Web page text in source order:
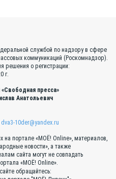
службой по надзору в сфере
коммуникаций (Роскомнадзор).
решения о регистрации:
г.
пресса»
Анатольевич
dva3-10der@yandex.ru
на портале «МОЁ! Online», материалов,
новости», а также
сайта могут не совпадать
«МОЁ! Online».
обращайтесь: